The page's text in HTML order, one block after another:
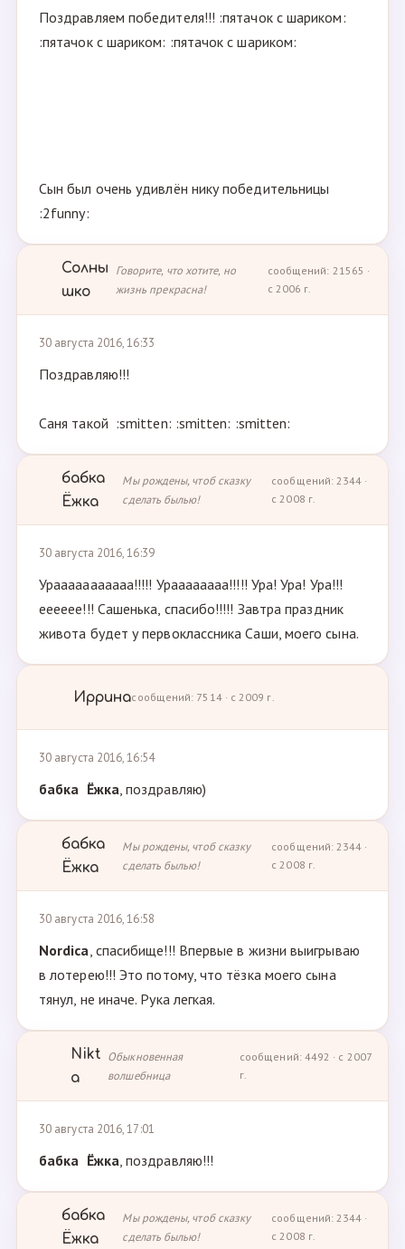
Поздравляем победителя!!! :пятачок с шариком:
:пятачок с шариком: :пятачок с шариком:
Сын был очень удивлён нику победительницы
:2funny:
Солны
шко
Говорите, что хотите, но
жизнь прекрасна!
сообщений: 21565 ·
с 2006 г.
30 августа 2016, 16:33
Поздравляю!!!
Саня такой :smitten: :smitten: :smitten:
бабка
Ёжка
Мы рождены, чтоб сказку
сделать былью!
сообщений: 2344 ·
с 2008 г.
30 августа 2016, 16:39
Урааааааааааа!!!!! Ураааааааа!!!!! Ура! Ура! Ура!!!
ееееее!!! Сашенька, спасибо!!!!! Завтра праздник
живота будет у первоклассника Саши, моего сына.
Ирринасообщений: 7514 · с 2009 г.
30 августа 2016, 16:54
бабка Ёжка, поздравляю)
бабка
Ёжка
Мы рождены, чтоб сказку
сделать былью!
сообщений: 2344 ·
с 2008 г.
30 августа 2016, 16:58
Nordica, спасибище!!! Впервые в жизни выигрываю
в лотерею!!! Это потому, что тёзка моего сына
тянул, не иначе. Рука легкая.
Nikt
a
Обыкновенная
волшебница
сообщений: 4492 · с 2007
г.
30 августа 2016, 17:01
бабка Ёжка, поздравляю!!!
бабка
Ёжка
Мы рождены, чтоб сказку
сделать былью!
сообщений: 2344 ·
с 2008 г.